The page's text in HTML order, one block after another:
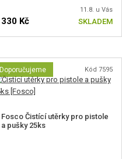
11.8. u Vás
330 Kč SKLADEM
Doporučujeme Kód 7595
Fosco Čistící utěrky pro pistole
a pušky 25ks